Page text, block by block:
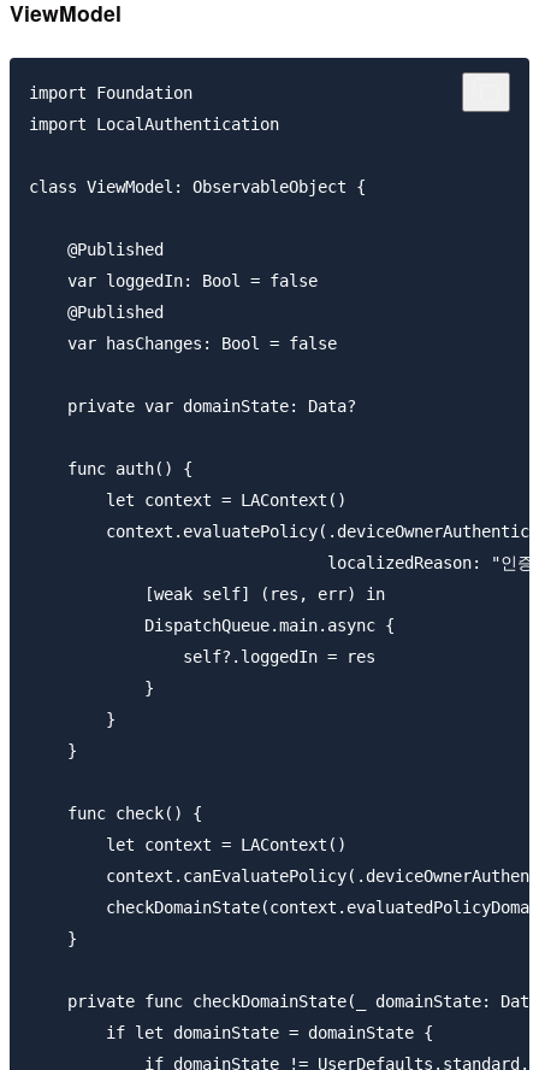
ViewModel
import Foundation
import LocalAuthentication
class ViewModel: ObservableObject {
    @Published
    var loggedIn: Bool = false
    @Published
    var hasChanges: Bool = false
    private var domainState: Data?
    func auth() {
        let context = LAContext()
localizedReason: "인증
            [weak self] (res, err) in
            DispatchQueue.main.async {
                self?.loggedIn = res
            }
        }
    }
    func check() {
        let context = LAContext()
    }
private func checkDomainState(_ domainState:
        if let domainState = domainState {
if domainState !=